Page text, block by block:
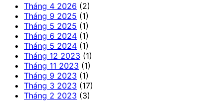
Tháng 4 2026 (2)
Tháng 9 2025 (1)
Tháng 5 2025 (1)
Tháng 6 2024 (1)
Tháng 5 2024 (1)
Tháng 12 2023 (1)
Tháng 11 2023 (1)
Tháng 9 2023 (1)
Tháng 3 2023 (17)
Tháng 2 2023 (3)